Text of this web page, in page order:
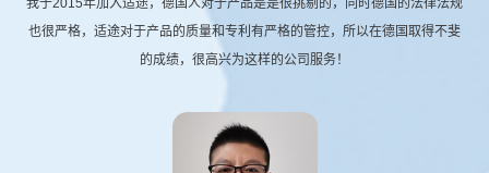
我于2015年加入适途，德国人对于产品是是很挑剔的，同时德国的法律法规
也很严格，适途对于产品的质量和专利有严格的管控，所以在德国取得不斐
的成绩，很高兴为这样的公司服务！